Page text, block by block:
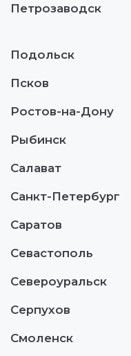
Петрозаводск
Подольск
Псков
Ростов-на-Дону
Рыбинск
Салават
Санкт-Петербург
Саратов
Севастополь
Североуральск
Серпухов
Смоленск